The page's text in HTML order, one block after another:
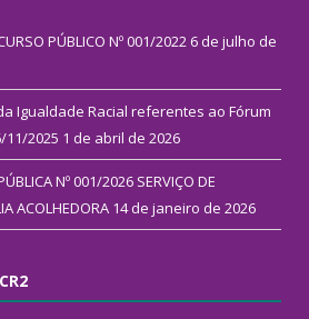
PÚBLICO Nº 001/2022 6 de julho de
Igualdade Racial referentes ao Fórum
11/2025 1 de abril de 2026
Nº 001/2026 SERVIÇO DE
ACOLHEDORA 14 de janeiro de 2026